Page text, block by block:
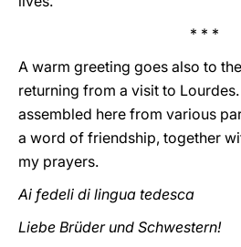
* * *
A warm greeting goes also to
returning from a visit to
assembled here from various
a word of friendship, together
my prayers.
Ai fedeli di lingua tedesca
Liebe Brüder und Schwestern!